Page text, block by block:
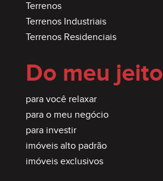
Terrenos
Terrenos Industriais
Terrenos Residenciais
Do meu jeito
para você relaxar
para o meu negócio
para investir
imóveis alto padrão
imóveis exclusivos